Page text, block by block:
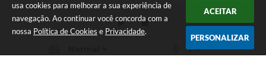
usa cookies para melhorar a sua experiência de
navegação. Ao continuar você concorda com a
nossa Política de Cookies e Privacidade.
ACEITAR
PERSONALIZAR